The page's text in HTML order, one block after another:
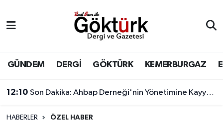
GÜNDEM DERGİ GÖKTÜRK KEMERBURGAZ
12:10 Son Dakika: Ahbap Derneği'nin Yönetimine Kayyum Atandı
HABERLER ÖZEL HABER
BİLİM
DERGİ
DÜNYA
Eyüpsultan Hava Durumu
Eyüpsultan Trafik Yoğunluk Haritası
Süper Lig Puan Durumu ve Fikstür
Tüm Manşetler